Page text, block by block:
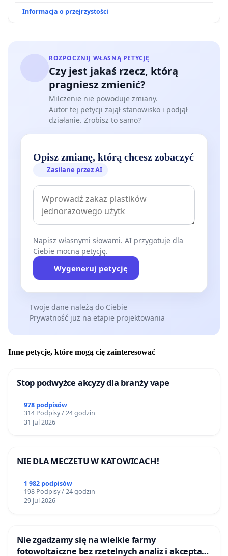
Informacja o przejrzystości
ROZPOCZNIJ WŁASNĄ PETYCJĘ
Czy jest jakaś rzecz, którą
pragniesz zmienić?
Milczenie nie powoduje zmiany.
Autor tej petycji zajął stanowisko i podjął
działanie. Zrobisz to samo?
Opisz zmianę, którą chcesz zobaczyć
Zasilane przez AI
Napisz własnymi słowami. AI przygotuje dla
Ciebie mocną petycję.
Wygeneruj petycję
Twoje dane należą do Ciebie
Prywatność już na etapie projektowania
Inne petycje, które mogą cię zainteresować
Stop podwyżce akcyzy dla branży vape
978 podpisów
314 Podpisy / 24 godzin
31 Jul 2026
NIE DLA MECZETU W KATOWICACH!
1 982 podpisów
198 Podpisy / 24 godzin
29 Jul 2026
Nie zgadzamy się na wielkie farmy
fotowoltaiczne bez rzetelnych analiz i akceptacji